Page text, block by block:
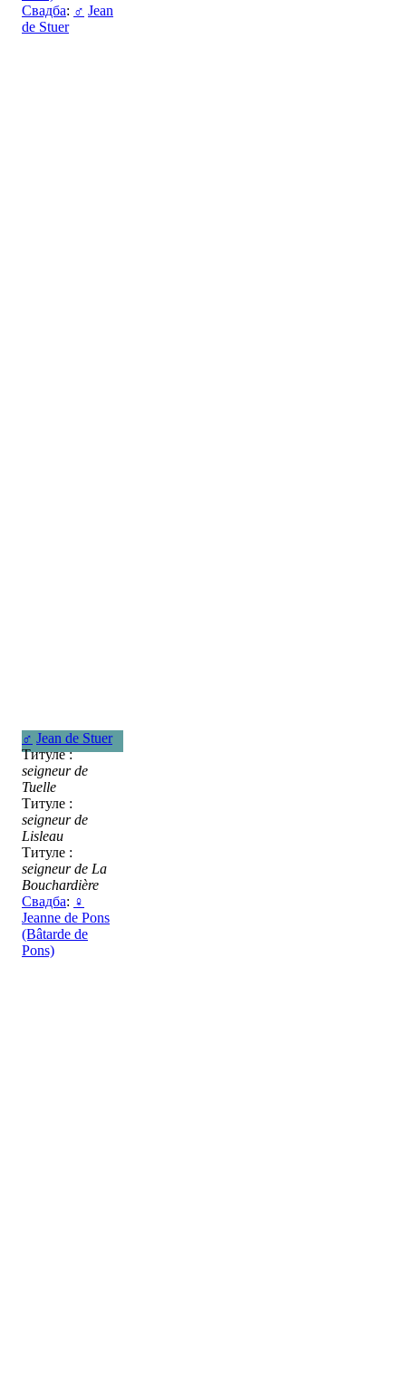
Свадба: ♂ Jean
de Stuer
♂ Jean de Stuer
Титуле :
seigneur de
Tuelle
Титуле :
seigneur de
Lisleau
Титуле :
seigneur de La
Bouchardière
Свадба: ♀
Jeanne de Pons
(Bâtarde de
Pons)